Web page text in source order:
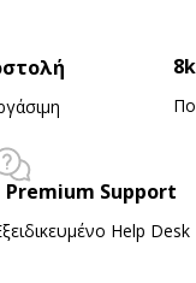
Premium Support
Ηelp Desk